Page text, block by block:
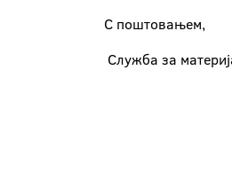
С поштовањем,
Служба за